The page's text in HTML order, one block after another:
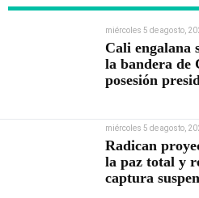
miércoles 5 de agosto,
Cali engalana
la bandera de
posesión
miércoles 5 de agosto,
Radican
la paz total y
captura